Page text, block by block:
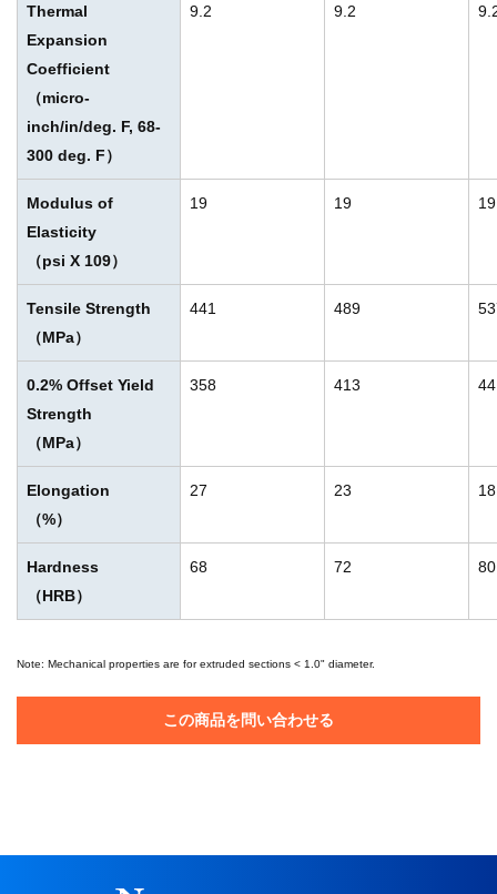
Thermal
Expansion
Coefficient
（micro-
inch/in/deg. F, 68-
300 deg. F）
9.2 9.2
Modulus of
Elasticity
（psi X 109）
19 19 19
Tensile Strength
（MPa）
441 489
0.2% Offset Yield
Strength
（MPa）
358 413
Elongation
（%）
27 23 18
Hardness
（HRB）
68 72 80
Note: Mechanical properties are for extruded sections < 1.0" diameter.
この商品を問い合わせる